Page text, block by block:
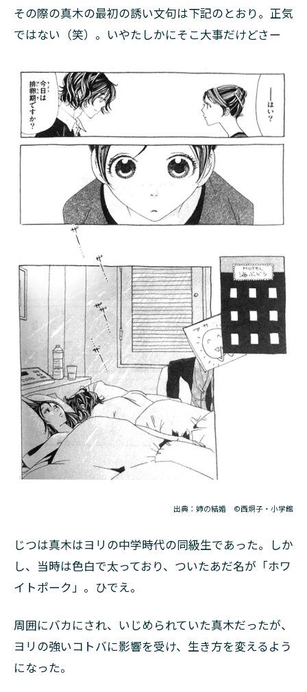
その際の真木の最初の誘い文句は下記のとおり。正気
ではない（笑）。いやたしかにそこ大事だけどさー
出典：姉の結婚 ©西炯子・小学館
じつは真木はヨリの中学時代の同級生であった。しか
し、当時は色白で太っており、ついたあだ名が「ホワ
イトポーク」。ひでえ。
周囲にバカにされ、いじめられていた真木だったが、
ヨリの強いコトバに影響を受け、生き方を変えるよう
になった。